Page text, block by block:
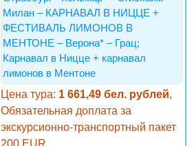
Милан – КАРНАВАЛ В НИЦЦЕ +
ФЕСТИВАЛЬ ЛИМОНОВ В
МЕНТОНЕ – Верона* – Грац;
Карнавал в Ницце + карнавал
лимонов в Ментоне
Цена тура: 1 661,49 бел. рублей,
Обязательная доплата за
экскурсионно-транспортный пакет
200 EUR